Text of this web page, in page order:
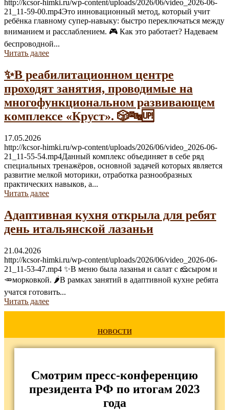
http://kcsor-himki.ru/wp-content/uploads/2026/06/video_2026-06-
21_11-59-00.mp4Это инновационный метод, который учит
ребёнка главному супер-навыку: быстро переключаться между
вниманием и расслаблением. 🎮 Как это работает? Надеваем
беспроводной...
Читать далее
✨В реабилитационном центре
проходят занятия, проводимые на
многофункциональном развивающем
комплексе «Круст». 🎲🔤🆙
17.05.2026
http://kcsor-himki.ru/wp-content/uploads/2026/06/video_2026-06-
21_11-55-54.mp4Данный комплекс объединяет в себе ряд
специальных тренажёров, основной задачей которых является
развитие мелкой моторики, отработка разнообразных
практических навыков, а...
Читать далее
Адаптивная кухня открыла для ребят
день итальянской лазаньи
21.04.2026
http://kcsor-himki.ru/wp-content/uploads/2026/06/video_2026-06-
21_11-53-47.mp4 ✨В меню была лазанья и салат с 🧀сыром и
🥕морковкой. 🌶В рамках занятий в адаптивной кухне ребята
учатся готовить...
Читать далее
НОВОСТИ
Смотрим пресс-конференцию
президента РФ по итогам 2023
года